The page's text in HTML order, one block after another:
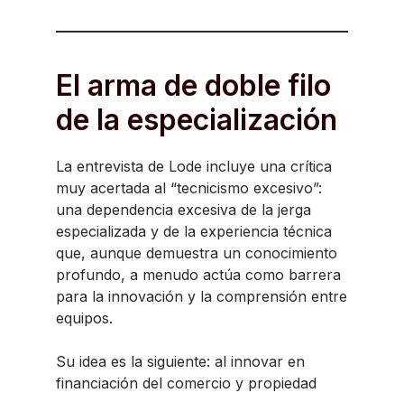
El arma de doble filo
de la especialización
La entrevista de Lode incluye una crítica
muy acertada al “tecnicismo excesivo”:
una dependencia excesiva de la jerga
especializada y de la experiencia técnica
que, aunque demuestra un conocimiento
profundo, a menudo actúa como barrera
para la innovación y la comprensión entre
equipos.
Su idea es la siguiente: al innovar en
financiación del comercio y propiedad